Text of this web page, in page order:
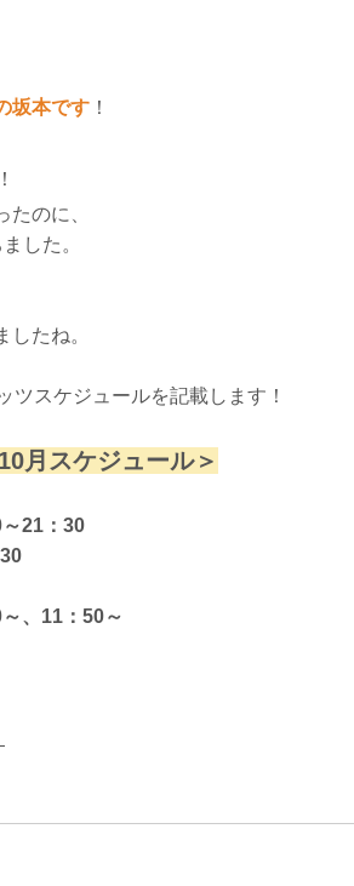
坂本です ！
のに、
した。
たね。
ツスケジュールを記載します！
月スケジュール＞
21：30
、11：50～